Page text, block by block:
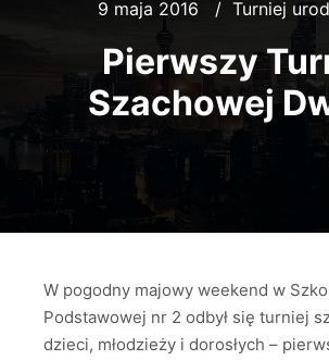
9 maja 2016 Turniej
Pierwszy
Szachowej
W pogodny majowy weekend w
Podstawowej nr 2 odbył się turniej
dzieci, młodzieży i dorosłych –